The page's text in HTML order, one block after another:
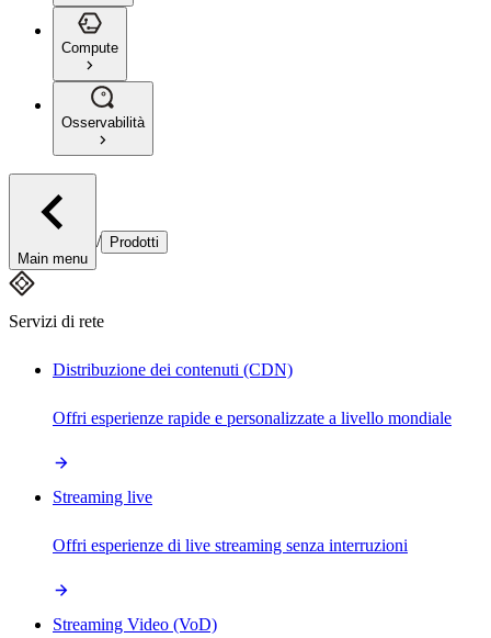
Compute
Osservabilità
Main menu
/ Prodotti
Servizi di rete
Distribuzione dei contenuti (CDN)
Offri esperienze rapide e personalizzate a livello mondiale
Streaming live
Offri esperienze di live streaming senza interruzioni
Streaming Video (VoD)